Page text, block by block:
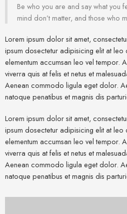
Be who you are and say what you
mind don’t matter, and those who
Lorem ipsum dolor sit amet,
ipsum dosectetur adipisicing elit at leo
elementum accumsan leo vel tempor.
viverra quis at felis et netus et
Aenean commodo ligula eget dolor.
natoque penatibus et magnis dis
Lorem ipsum dolor sit amet,
ipsum dosectetur adipisicing elit at leo
elementum accumsan leo vel tempor.
viverra quis at felis et netus et
Aenean commodo ligula eget dolor.
natoque penatibus et magnis dis